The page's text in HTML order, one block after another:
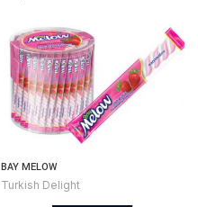
BAY MELOW
Turkish Delight